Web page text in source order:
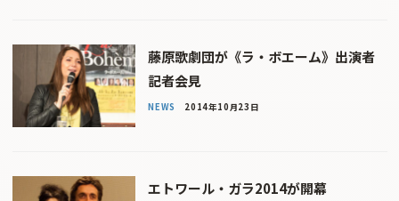
藤原歌劇団が《ラ・ボエーム》出演者
記者会見
NEWS 2014年10月23日
エトワール・ガラ2014が開幕